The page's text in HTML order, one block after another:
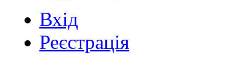
Вхід
Реєстрація